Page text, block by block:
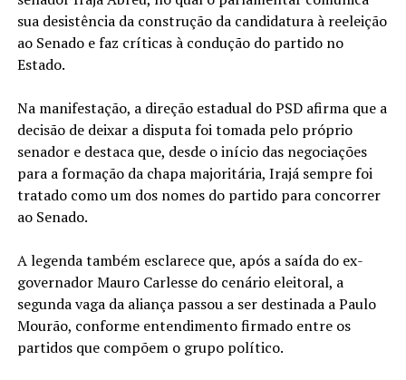
sua desistência da construção da candidatura à reeleição
ao Senado e faz críticas à condução do partido no
Estado.
Na manifestação, a direção estadual do PSD afirma que a
decisão de deixar a disputa foi tomada pelo próprio
senador e destaca que, desde o início das negociações
para a formação da chapa majoritária, Irajá sempre foi
tratado como um dos nomes do partido para concorrer
ao Senado.
A legenda também esclarece que, após a saída do ex-
governador Mauro Carlesse do cenário eleitoral, a
segunda vaga da aliança passou a ser destinada a Paulo
Mourão, conforme entendimento firmado entre os
partidos que compõem o grupo político.